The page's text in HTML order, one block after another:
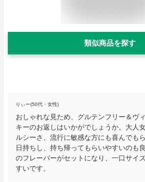
類似商品を探す
りぃー(50代・女性)
おしゃれな見ため、グルテンフリー＆ヴ
キーのお返しはいかがでしょうか。大人
ルシーさ、流行に敏感な方にも喜んでも
日持ちし、持ち帰ってもらいやすいのも
のフレーバーがセットになり、一口サイ
すいです。